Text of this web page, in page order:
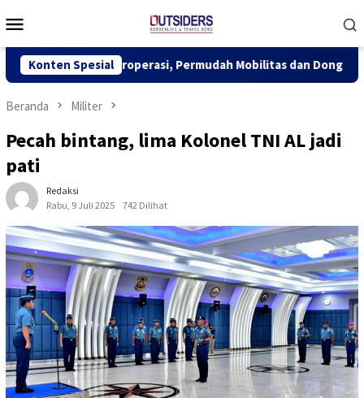
ke
Mobile
Konten Spesial
Beroperasi, Permudah Mobilitas dan Dongkrak Ekonomi
Beranda Militer
Pecah bintang, lima Kolonel TNI AL jadi
pati
Redaksi
Rabu, 9 Juli 2025
742 Dilihat